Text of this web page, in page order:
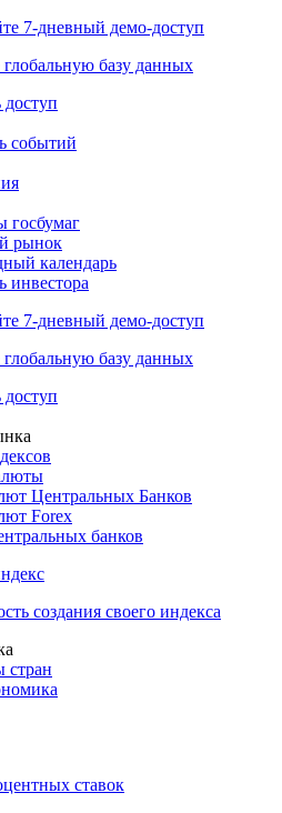
7-дневный демо-доступ
базу данных
событий
госбумаг
рынок
календарь
инвестора
7-дневный демо-доступ
базу данных
Центральных Банков
Forex
банков
создания своего индекса
стран
ставок